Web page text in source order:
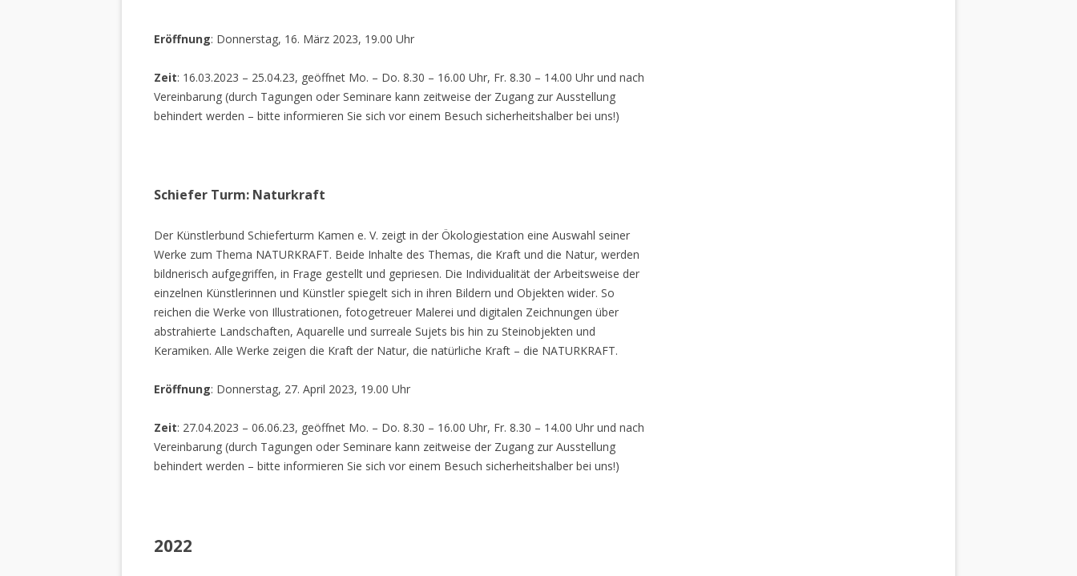
Eröffnung: Donnerstag, 16. März 2023, 19.00 Uhr
Zeit: 16.03.2023 – 25.04.23, geöffnet Mo. – Do. 8.30 – 16.00 Uhr, Fr. 8.30 – 14.00 Uhr und nach
Vereinbarung (durch Tagungen oder Seminare kann zeitweise der Zugang zur Ausstellung
behindert werden – bitte informieren Sie sich vor einem Besuch sicherheitshalber bei uns!)
Schiefer Turm: Naturkraft
Der Künstlerbund Schieferturm Kamen e. V. zeigt in der Ökologiestation eine Auswahl seiner
Werke zum Thema NATURKRAFT. Beide Inhalte des Themas, die Kraft und die Natur, werden
bildnerisch aufgegriffen, in Frage gestellt und gepriesen. Die Individualität der Arbeitsweise der
einzelnen Künstlerinnen und Künstler spiegelt sich in ihren Bildern und Objekten wider. So
reichen die Werke von Illustrationen, fotogetreuer Malerei und digitalen Zeichnungen über
abstrahierte Landschaften, Aquarelle und surreale Sujets bis hin zu Steinobjekten und
Keramiken. Alle Werke zeigen die Kraft der Natur, die natürliche Kraft – die NATURKRAFT.
Eröffnung: Donnerstag, 27. April 2023, 19.00 Uhr
Zeit: 27.04.2023 – 06.06.23, geöffnet Mo. – Do. 8.30 – 16.00 Uhr, Fr. 8.30 – 14.00 Uhr und nach
Vereinbarung (durch Tagungen oder Seminare kann zeitweise der Zugang zur Ausstellung
behindert werden – bitte informieren Sie sich vor einem Besuch sicherheitshalber bei uns!)
2022